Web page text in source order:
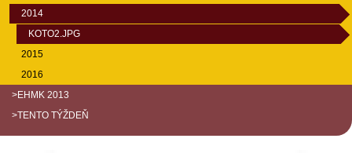
2014
KOTO2.JPG
2015
2016
>EHMK 2013
>TENTO TÝŽDEŇ